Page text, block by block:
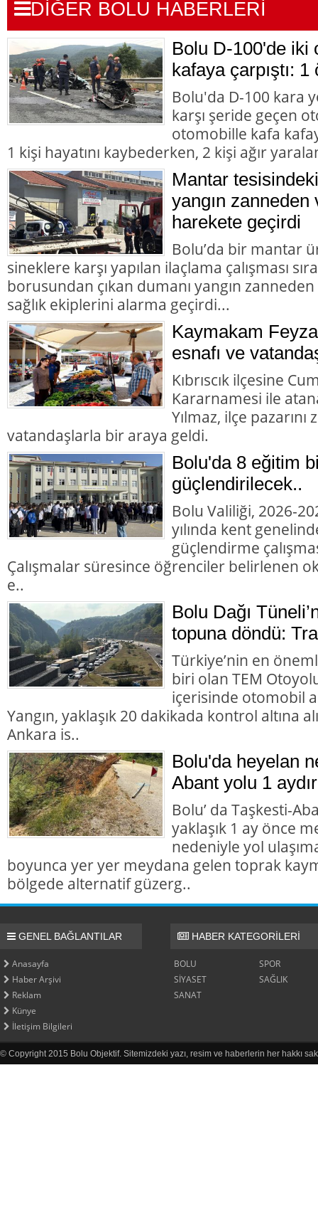
DİĞER BOLU HABERLERİ
Bolu D-100'de iki
kafaya çarpıştı: 1
Bolu'da D-100 kara
karşı şeride geçen
otomobille kafa
1 kişi hayatını kaybederken, 2 kişi ağır
Mantar
yangın
harekete geçirdi
Bolu’da bir mantar
sineklere karşı yapılan ilaçlama çalışması
borusundan çıkan dumanı yangın
sağlık ekiplerini alarma geçirdi...
Kaymakam
esnafı ve
Kıbrıscık ilçesine
Kararnamesi ile
Yılmaz, ilçe
vatandaşlarla bir araya geldi.
Bolu'da 8 eğitim
güçlendirilecek..
Bolu Valiliği, 2026-
yılında kent
güçlendirme
Çalışmalar süresince öğrenciler belirlenen
e..
Bolu Dağı
topuna döndü:
Türkiye’nin en
biri olan TEM
içerisinde otomobil
Yangın, yaklaşık 20 dakikada kontrol altına
Ankara is..
Bolu'da heyelan
Abant yolu 1
Bolu’ da Taşkesti-
yaklaşık 1 ay önce
nedeniyle yol
boyunca yer yer meydana gelen toprak
bölgede alternatif güzerg..
GENEL BAĞLANTILAR
Anasayfa
Haber Arşivi
Reklam
Künye
İletişim Bilgileri
HABER KATEGORİLERİ
BOLU
SPOR
SİYASET
SAĞLIK
SANAT
© Copyright 2015 Bolu Objektif. Sitemizdeki yazı, resim ve haberlerin her hakkı